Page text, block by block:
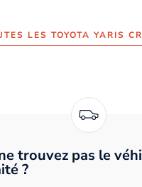
LES TOYOTA YARIS
trouvez pas le
?